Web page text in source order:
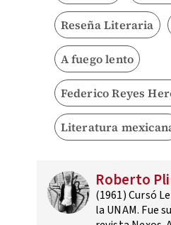
Reseña Literaria
A fuego lento
Federico Reyes
Literatura
Roberto
(1961) Cursó
la UNAM. Fue